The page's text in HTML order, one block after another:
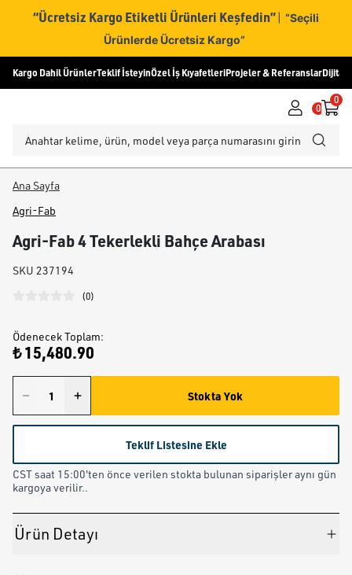
“Ücretsiz Kargo Etiketli Ürünleri Keşfedin” | “Seçili
Ürünlerde Ücretsiz Kargo”
Kargo Dahil ÜrünlerTeklif İsteyinÖzel İş KıyafetleriProjeler & ReferanslarDijital
0
0
Ana Sayfa
Agri-Fab
Agri-Fab 4 Tekerlekli Bahçe Arabası
SKU 237194
(0)
Ödenecek Toplam:
₺ 15,480.90
Stokta Yok
Teklif Listesine Ekle
CST saat 15:00'ten önce verilen stokta bulunan siparişler aynı gün
kargoya verilir..
Ürün Detayı